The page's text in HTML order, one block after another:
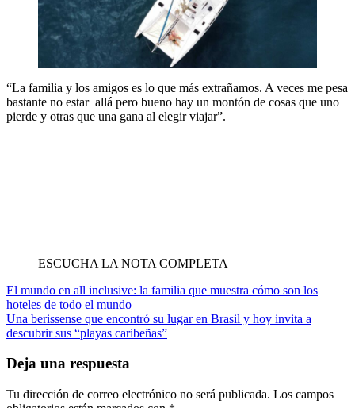
“La familia y los amigos es lo que más extrañamos. A veces me pesa
bastante no estar allá pero bueno hay un montón de cosas que uno
pierde y otras que una gana al elegir viajar”.
ESCUCHA LA NOTA COMPLETA
Navegación
de
entradas
El mundo en all inclusive: la familia que muestra cómo son los
hoteles de todo el mundo
Una berissense que encontró su lugar en Brasil y hoy invita a
descubrir sus “playas caribeñas”
Deja una respuesta
Tu dirección de correo electrónico no será publicada. Los campos